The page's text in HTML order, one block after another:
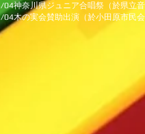
04神奈川県ジュニア合唱祭（於県立音
04木の実会賛助出演（於小田原市民会